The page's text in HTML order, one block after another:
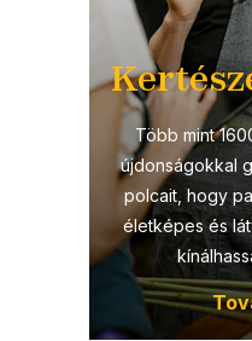
Több mint
újdonságokkal
polcait, hogy
életképes és